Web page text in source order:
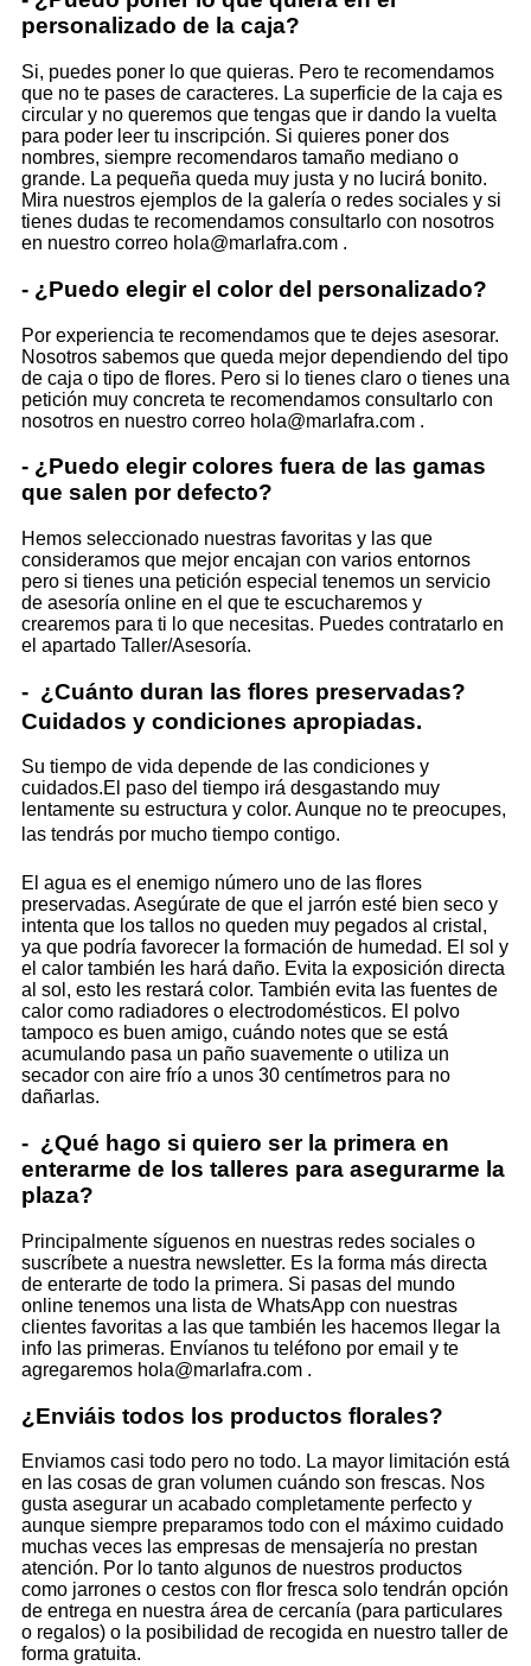
personalizado de la caja?
Si, puedes poner lo que quieras. Pero te recomendamos
que no te pases de caracteres. La superficie de la caja es
circular y no queremos que tengas que ir dando la vuelta
para poder leer tu inscripción. Si quieres poner dos
nombres, siempre recomendaros tamaño mediano o
grande. La pequeña queda muy justa y no lucirá bonito.
Mira nuestros ejemplos de la galería o redes sociales y si
tienes dudas te recomendamos consultarlo con nosotros
en nuestro correo hola@marlafra.com .
- ¿Puedo elegir el color del personalizado?
Por experiencia te recomendamos que te dejes asesorar.
Nosotros sabemos que queda mejor dependiendo del tipo
de caja o tipo de flores. Pero si lo tienes claro o tienes una
petición muy concreta te recomendamos consultarlo con
nosotros en nuestro correo hola@marlafra.com .
- ¿Puedo elegir colores fuera de las gamas
que salen por defecto?
Hemos seleccionado nuestras favoritas y las que
consideramos que mejor encajan con varios entornos
pero si tienes una petición especial tenemos un servicio
de asesoría online en el que te escucharemos y
crearemos para ti lo que necesitas. Puedes contratarlo en
el apartado Taller/Asesoría.
- ¿Cuánto duran las flores preservadas?
Cuidados y condiciones apropiadas.
Su tiempo de vida depende de las condiciones y
cuidados.El paso del tiempo irá desgastando muy
lentamente su estructura y color. Aunque no te preocupes,
las tendrás por mucho tiempo contigo.
El agua es el enemigo número uno de las flores
preservadas. Asegúrate de que el jarrón esté bien seco y
intenta que los tallos no queden muy pegados al cristal,
ya que podría favorecer la formación de humedad. El sol y
el calor también les hará daño. Evita la exposición directa
al sol, esto les restará color. También evita las fuentes de
calor como radiadores o electrodomésticos. El polvo
tampoco es buen amigo, cuándo notes que se está
acumulando pasa un paño suavemente o utiliza un
secador con aire frío a unos 30 centímetros para no
dañarlas.
- ¿Qué hago si quiero ser la primera en
enterarme de los talleres para asegurarme la
plaza?
Principalmente síguenos en nuestras redes sociales o
suscríbete a nuestra newsletter. Es la forma más directa
de enterarte de todo la primera. Si pasas del mundo
online tenemos una lista de WhatsApp con nuestras
clientes favoritas a las que también les hacemos llegar la
info las primeras. Envíanos tu teléfono por email y te
agregaremos hola@marlafra.com .
¿Enviáis todos los productos florales?
Enviamos casi todo pero no todo. La mayor limitación está
en las cosas de gran volumen cuándo son frescas. Nos
gusta asegurar un acabado completamente perfecto y
aunque siempre preparamos todo con el máximo cuidado
muchas veces las empresas de mensajería no prestan
atención. Por lo tanto algunos de nuestros productos
como jarrones o cestos con flor fresca solo tendrán opción
de entrega en nuestra área de cercanía (para particulares
o regalos) o la posibilidad de recogida en nuestro taller de
forma gratuita.